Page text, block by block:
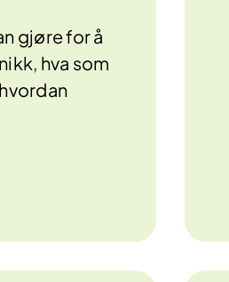
gjøre for å
hva som